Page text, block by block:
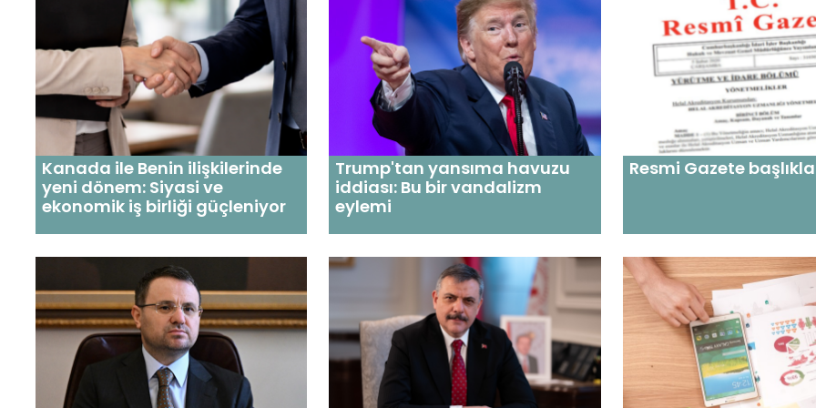
Kanada ile Benin ilişkilerinde
yeni dönem: Siyasi ve
ekonomik iş birliği güçleniyor
Trump'tan yansıma havuzu
iddiası: Bu bir vandalizm
eylemi
Resmi Gazete